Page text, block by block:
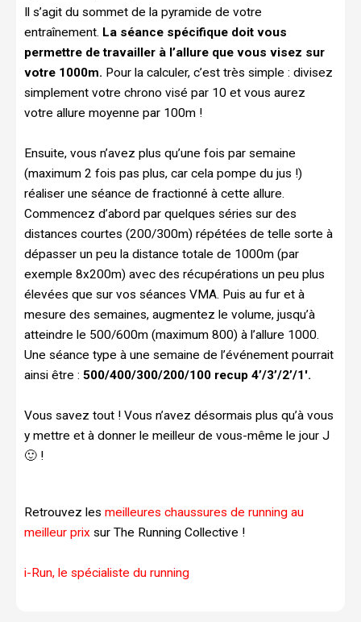
Il s’agit du sommet de la pyramide de votre
entraînement. La séance spécifique doit vous
permettre de travailler à l’allure que vous visez sur
votre 1000m. Pour la calculer, c’est très simple : divisez
simplement votre chrono visé par 10 et vous aurez
votre allure moyenne par 100m !
Ensuite, vous n’avez plus qu’une fois par semaine
(maximum 2 fois pas plus, car cela pompe du jus !)
réaliser une séance de fractionné à cette allure.
Commencez d’abord par quelques séries sur des
distances courtes (200/300m) répétées de telle sorte à
dépasser un peu la distance totale de 1000m (par
exemple 8x200m) avec des récupérations un peu plus
élevées que sur vos séances VMA. Puis au fur et à
mesure des semaines, augmentez le volume, jusqu’à
atteindre le 500/600m (maximum 800) à l’allure 1000.
Une séance type à une semaine de l’événement pourrait
ainsi être : 500/400/300/200/100 recup 4’/3’/2’/1′.
Vous savez tout ! Vous n’avez désormais plus qu’à vous
y mettre et à donner le meilleur de vous-même le jour J
🙂 !
Retrouvez les meilleures chaussures de running au
meilleur prix sur The Running Collective !
i-Run, le spécialiste du running